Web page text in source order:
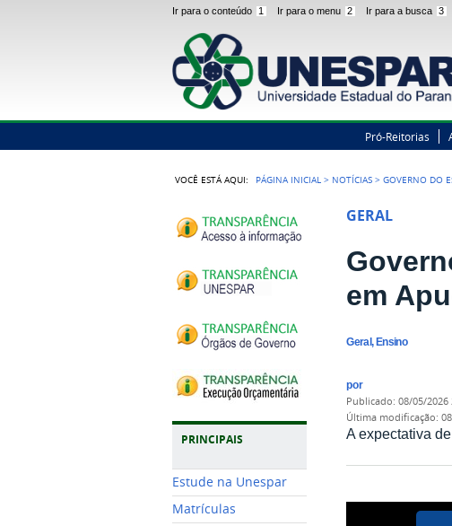
Ir para o conteúdo 1 Ir para o menu 2 Ir para a busca 3
Pró-Reitorias
VOCÊ ESTÁ AQUI: PÁGINA INICIAL > NOTÍCIAS >GOVERNO DO
PRINCIPAIS
Estude na Unespar
Matrículas
GERAL
em
Geral, Ensino
por
publicado:08/05/2026
última modificação:
A expectativa